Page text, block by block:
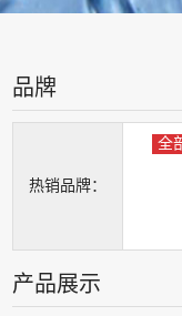
品牌
热销品牌：
全
产品展示